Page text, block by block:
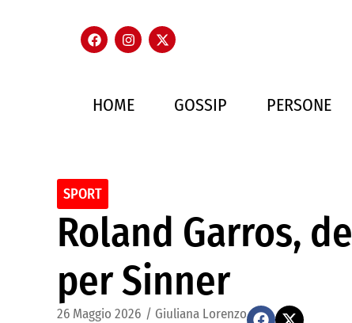
HOME GOSSIP PERSONE
SPORT
Roland Garros,
per Sinner
26 Maggio 2026 / Giuliana Lorenzo